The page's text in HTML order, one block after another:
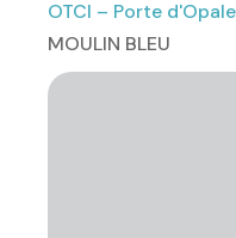
OTCI – Porte d'Opale
MOULIN BLEU